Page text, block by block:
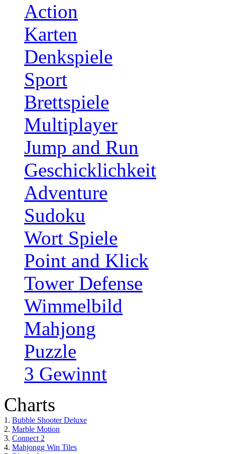
Action
Karten
Denkspiele
Sport
Brettspiele
Multiplayer
Jump and Run
Geschicklichkeit
Adventure
Sudoku
Wort Spiele
Point and Klick
Tower Defense
Wimmelbild
Mahjong
Puzzle
3 Gewinnt
Charts
1. Bubble Shooter Deluxe
2. Marble Motion
3. Connect 2
4. Mahjongg Win Tiles